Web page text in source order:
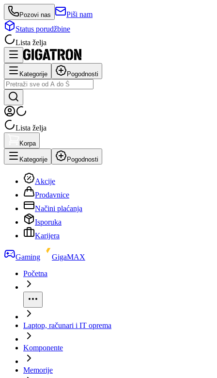
Pozovi nas
Piši nam
Status porudžbine
Lista želja
Kategorije Pogodnosti
Lista želja
Korpa
Kategorije Pogodnosti
Akcije
Prodavnice
Načini plaćanja
Isporuka
Karijera
Gaming
GigaMAX
Početna
Laptop, računari i IT oprema
Komponente
Memorije